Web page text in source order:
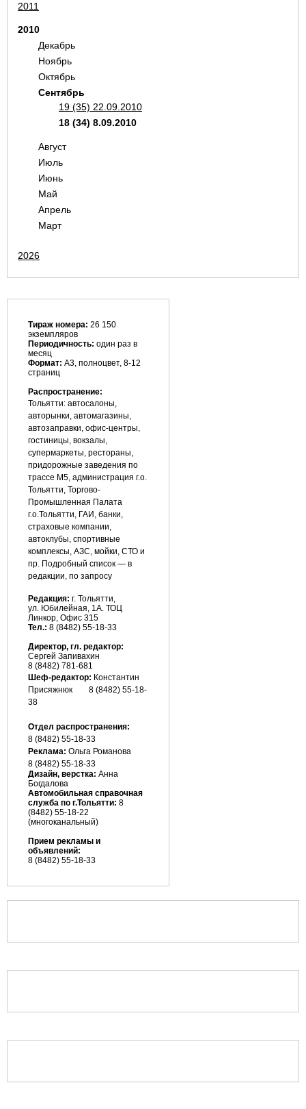
2011
2010
Декабрь
Ноябрь
Октябрь
Сентябрь
19 (35) 22.09.2010
18 (34) 8.09.2010
Август
Июль
Июнь
Май
Апрель
Март
2026
Тираж номера: 26 150
экземпляров
Периодичность: один раз в
месяц
Формат: А3, полноцвет, 8-12
страниц
Распространение:
Тольятти: автосалоны,
авторынки, автомагазины,
автозаправки, офис-центры,
гостиницы, вокзалы,
супермаркеты, рестораны,
придорожные заведения по
трассе М5, администрация г.о.
Тольятти, Торгово-
Промышленная Палата
г.о.Тольятти, ГАИ, банки,
страховые компании,
автоклубы, спортивные
комплексы, АЗС, мойки, СТО и
пр. Подробный список — в
редакции, по запросу
Редакция: г. Тольятти,
ул. Юбилейная, 1А. ТОЦ
Линкор, Офис 315
Тел.: 8 (8482) 55-18-33
Директор, гл. редактор:
Сергей Запивахин
8 (8482) 781-681
Шеф-редактор: Константин
Присяжнюк 8 (8482) 55-18-
38
Отдел распространения:
8 (8482) 55-18-33
Реклама: Ольга Романова
8 (8482) 55-18-33
Дизайн, верстка: Анна
Богдалова
Автомобильная справочная
служба по г.Тольятти: 8
(8482) 55-18-22
(многоканальный)
Прием рекламы и
объявлений:
8 (8482) 55-18-33